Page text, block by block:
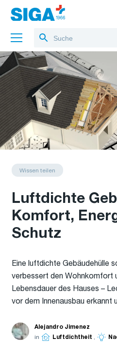
Über uns
Referenzen
Jobs
Blog
Wissen teilen
Luftdichte
Komfort,
Schutz
Eine luftdichte Gebäudehülle
verbessert den Wohnkomfort
Lebensdauer des Hauses –
vor dem Innenausbau erkannt
Alejandro Jimenez
in
Luftdichtheit ,